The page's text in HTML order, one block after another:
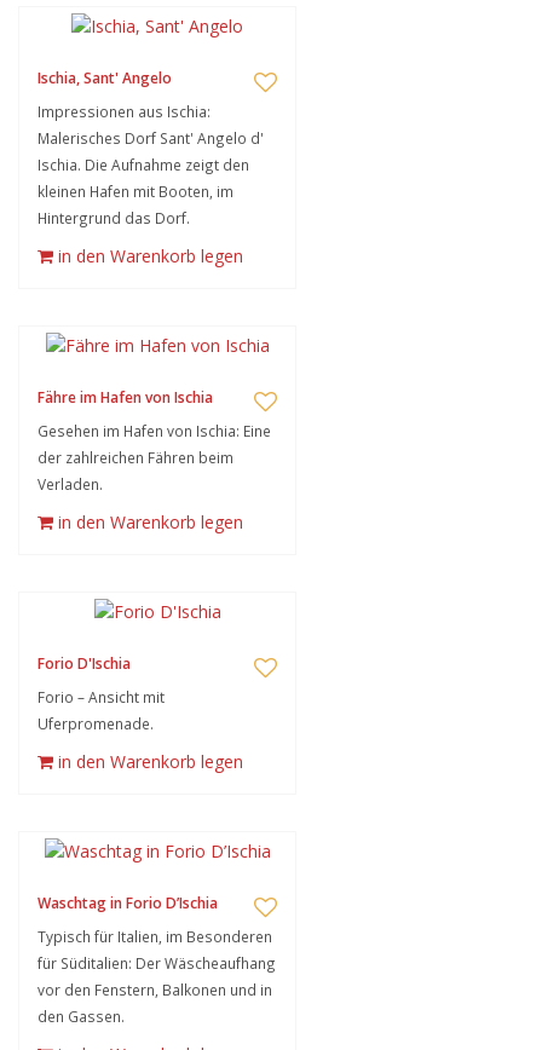
Ischia, Sant' Angelo
Impressionen aus Ischia:
Malerisches Dorf Sant' Angelo d'
Ischia. Die Aufnahme zeigt den
kleinen Hafen mit Booten, im
Hintergrund das Dorf.
in den Warenkorb legen
Fähre im Hafen von Ischia
Gesehen im Hafen von Ischia: Eine
der zahlreichen Fähren beim
Verladen.
in den Warenkorb legen
Forio D'Ischia
Forio – Ansicht mit
Uferpromenade.
in den Warenkorb legen
Waschtag in Forio D’Ischia
Typisch für Italien, im Besonderen
für Süditalien: Der Wäscheaufhang
vor den Fenstern, Balkonen und in
den Gassen.